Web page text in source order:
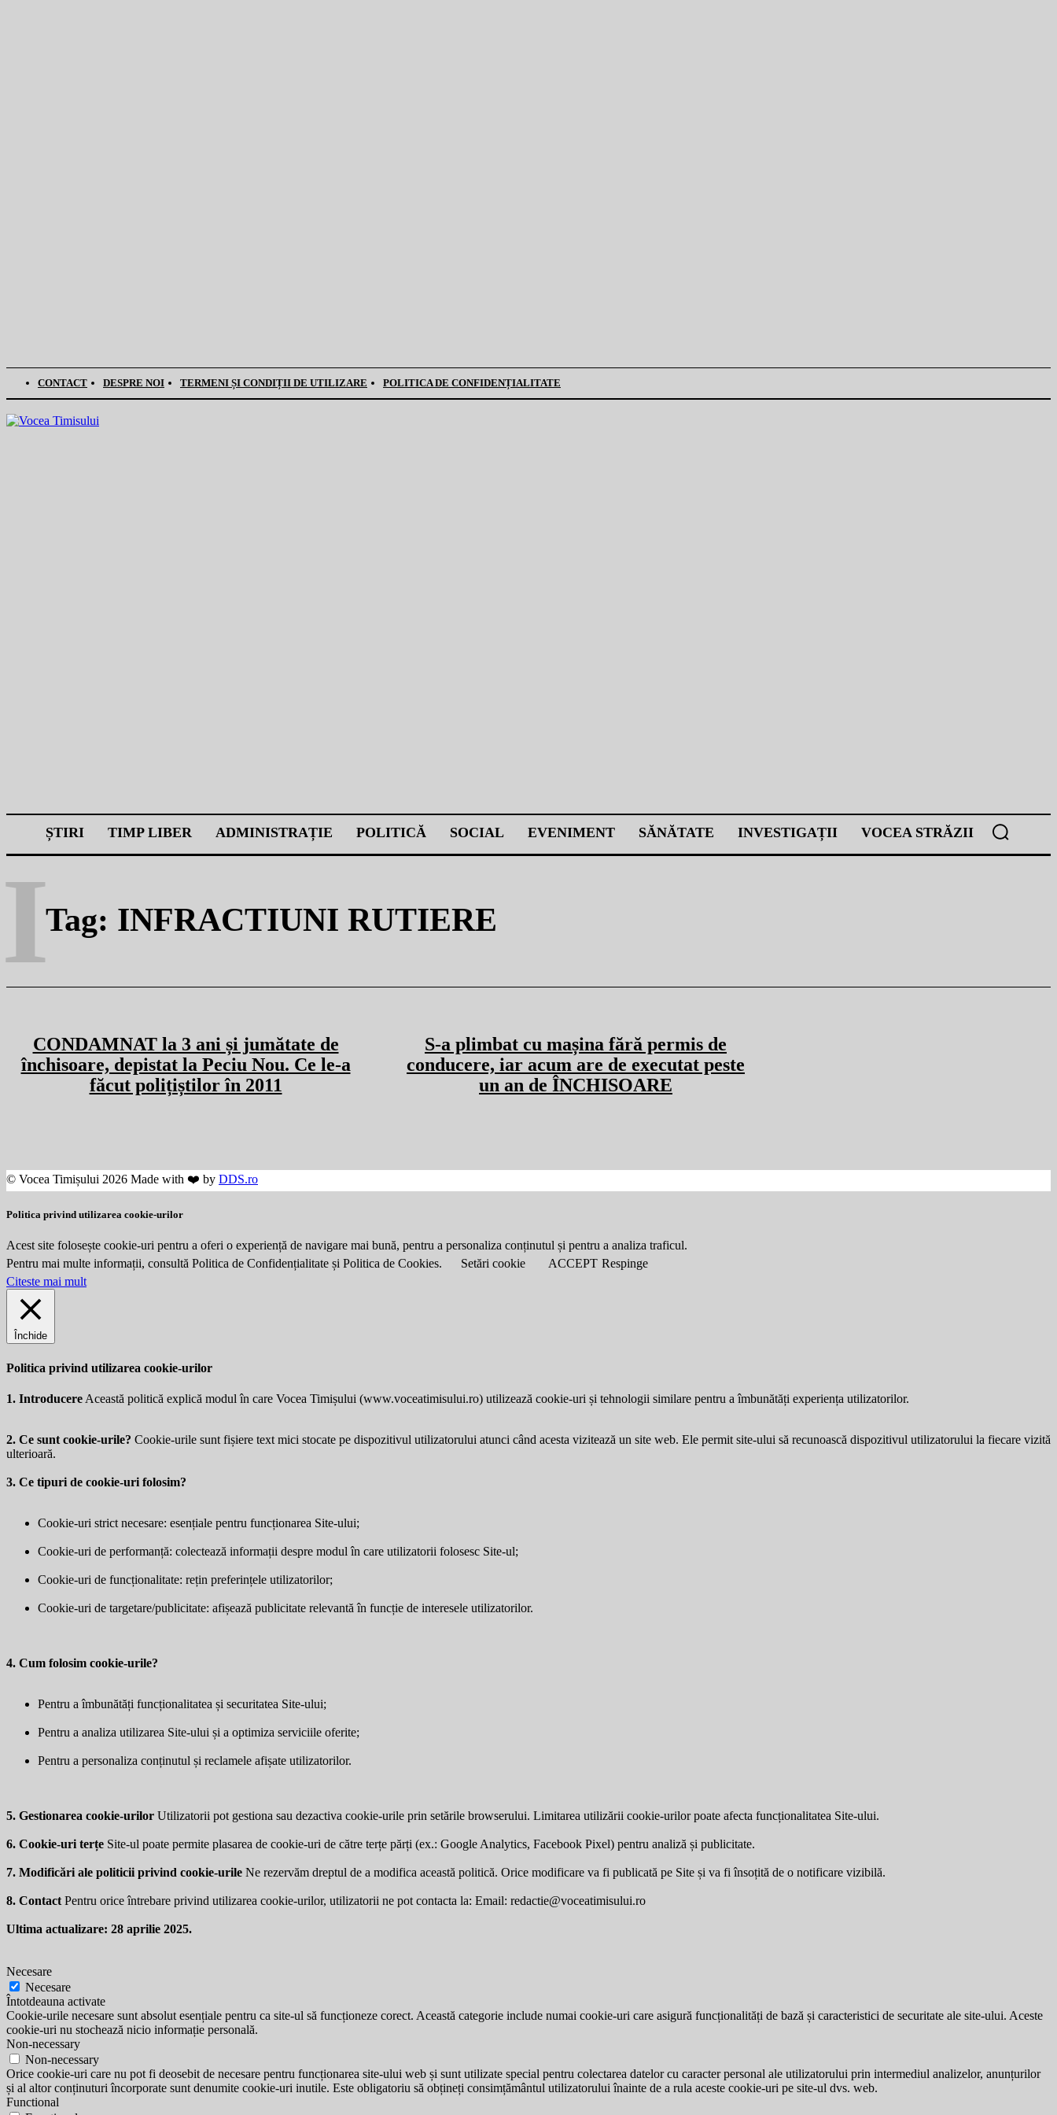
CONTACT DESPRE NOI TERMENI ȘI CONDIȚII DE UTILIZARE POLITICA DE CONFIDENȚIALITATE
ȘTIRI TIMP LIBER ADMINISTRAȚIE POLITICĂ SOCIAL EVENIMENT SĂNĂTATE INVESTIGAȚII VOCEA STRĂZII
Tag: INFRACTIUNI RUTIERE
I
CONDAMNAT la 3 ani și jumătate de
închisoare, depistat la Peciu Nou. Ce le-a
făcut polițiștilor în 2011
S-a plimbat cu mașina fără permis de
conducere, iar acum are de executat peste
un an de ÎNCHISOARE
© Vocea Timișului 2026 Made with ❤️ by DDS.ro
Politica privind utilizarea cookie-urilor
Acest site folosește cookie-uri pentru a oferi o experiență de navigare mai bună, pentru a personaliza conținutul și pentru a analiza traficul.
Pentru mai multe informații, consultă Politica de Confidențialitate și Politica de Cookies.
Setări cookie ACCEPT Respinge
Citeste mai mult
Închide
Politica privind utilizarea cookie-urilor
1. Introducere Această politică explică modul în care Vocea Timișului (www.voceatimisului.ro) utilizează cookie-uri și tehnologii similare pentru a îmbunătăți experiența utilizatorilor.
2. Ce sunt cookie-urile? Cookie-urile sunt fișiere text mici stocate pe dispozitivul utilizatorului atunci când acesta vizitează un site web. Ele permit site-ului să recunoască dispozitivul utilizatorului la fiecare vizită
ulterioară.
3. Ce tipuri de cookie-uri folosim?
Cookie-uri strict necesare: esențiale pentru funcționarea Site-ului;
Cookie-uri de performanță: colectează informații despre modul în care utilizatorii folosesc Site-ul;
Cookie-uri de funcționalitate: rețin preferințele utilizatorilor;
Cookie-uri de targetare/publicitate: afișează publicitate relevantă în funcție de interesele utilizatorilor.
4. Cum folosim cookie-urile?
Pentru a îmbunătăți funcționalitatea și securitatea Site-ului;
Pentru a analiza utilizarea Site-ului și a optimiza serviciile oferite;
Pentru a personaliza conținutul și reclamele afișate utilizatorilor.
5. Gestionarea cookie-urilor Utilizatorii pot gestiona sau dezactiva cookie-urile prin setările browserului. Limitarea utilizării cookie-urilor poate afecta funcționalitatea Site-ului.
6. Cookie-uri terțe Site-ul poate permite plasarea de cookie-uri de către terțe părți (ex.: Google Analytics, Facebook Pixel) pentru analiză și publicitate.
7. Modificări ale politicii privind cookie-urile Ne rezervăm dreptul de a modifica această politică. Orice modificare va fi publicată pe Site și va fi însoțită de o notificare vizibilă.
8. Contact Pentru orice întrebare privind utilizarea cookie-urilor, utilizatorii ne pot contacta la: Email: redactie@voceatimisului.ro
Ultima actualizare: 28 aprilie 2025.
Necesare
Necesare
Întotdeauna activate
Cookie-urile necesare sunt absolut esențiale pentru ca site-ul să funcționeze corect. Această categorie include numai cookie-uri care asigură funcționalități de bază și caracteristici de securitate ale site-ului. Aceste
cookie-uri nu stochează nicio informație personală.
Non-necessary
Non-necessary
Orice cookie-uri care nu pot fi deosebit de necesare pentru funcționarea site-ului web și sunt utilizate special pentru colectarea datelor cu caracter personal ale utilizatorului prin intermediul analizelor, anunțurilor
și al altor conținuturi încorporate sunt denumite cookie-uri inutile. Este obligatoriu să obțineți consimțământul utilizatorului înainte de a rula aceste cookie-uri pe site-ul dvs. web.
Functional